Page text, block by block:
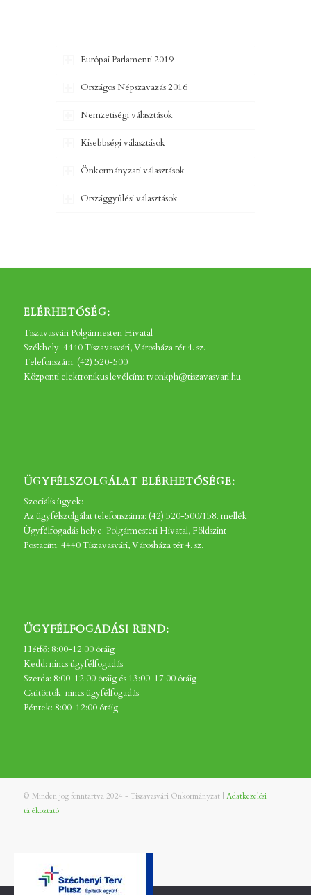
Európai Parlamenti 2019
Országos Népszavazás 2016
Nemzetiségi választások
Kisebbségi választások
Önkormányzati választások
Országgyűlési választások
ELÉRHETŐSÉG:
Tiszavasvári Polgármesteri Hivatal
Székhely: 4440 Tiszavasvári, Városháza tér 4. sz.
Telefonszám: (42) 520-500
Központi elektronikus levélcím: tvonkph@tiszavasvari.hu
ÜGYFÉLSZOLGÁLAT ELÉRHETŐSÉGE:
Szociális ügyek:
Az ügyfélszolgálat telefonszáma: (42) 520-500/158. mellék
Ügyfélfogadás helye: Polgármesteri Hivatal, Földszint
Postacím: 4440 Tiszavasvári, Városháza tér 4. sz.
ÜGYFÉLFOGADÁSI REND:
Hétfő: 8:00-12:00 óráig
Kedd: nincs ügyfélfogadás
Szerda: 8:00-12:00 óráig és 13:00-17:00 óráig
Csütörtök: nincs ügyfélfogadás
Péntek: 8:00-12:00 óráig
© Minden jog fenntartva 2024 - Tiszavasvári Önkormányzat | Adatkezelési
tájékoztató